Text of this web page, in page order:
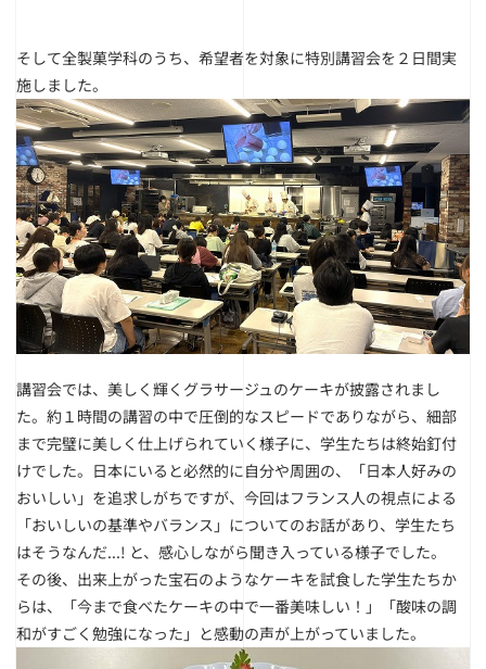
そして全製菓学科のうち、希望者を対象に特別講習会を２日間実
施しました。
講習会では、美しく輝くグラサージュのケーキが披露されまし
た。約１時間の講習の中で圧倒的なスピードでありながら、細部
まで完璧に美しく仕上げられていく様子に、学生たちは終始釘付
けでした。 日本にいると必然的に自分や周囲の、「日本人好みの
おいしい」を追求しがちですが、今回はフランス人の視点による
「おいしいの基準やバランス」についてのお話があり、学生たち
はそうなんだ...! と、感心しながら聞き入っている様子でした。
その後、出来上がった宝石のようなケーキを試食した学生たちか
らは、「今まで食べたケーキの中で一番美味しい！」「酸味の調
和がすごく勉強になった」と感動の声が上がっていました。